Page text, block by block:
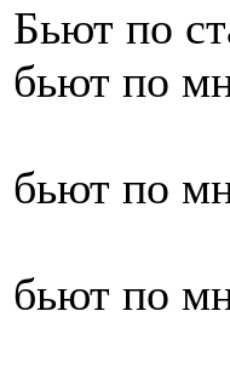
Бьют по
бьют по
по
бьют по
по
бьют по